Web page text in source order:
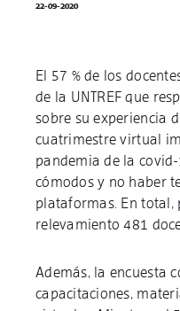
22-09-2020
El 57 % de los
de la UNTREF que
sobre su experiencia
cuatrimestre virtual
pandemia de la
cómodos y no haber
plataformas. En total,
relevamiento 481
Además, la encuesta
capacitaciones,